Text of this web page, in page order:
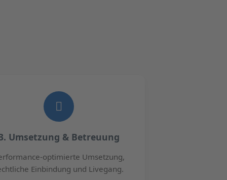
Umsetzung & Betreuung
optimierte Umsetzung,
Einbindung und Livegang.